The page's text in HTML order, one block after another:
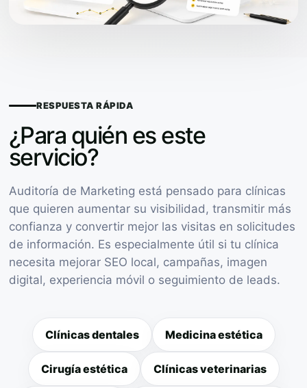
RESPUESTA RÁPIDA
¿Para quién es este
servicio?
Auditoría de Marketing está pensado para clínicas
que quieren aumentar su visibilidad, transmitir más
confianza y convertir mejor las visitas en solicitudes
de información. Es especialmente útil si tu clínica
necesita mejorar SEO local, campañas, imagen
digital, experiencia móvil o seguimiento de leads.
Clínicas dentales Medicina estética
Cirugía estética Clínicas veterinarias